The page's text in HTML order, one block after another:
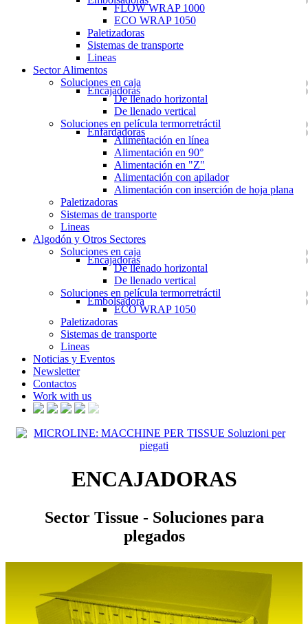
FLOW WRAP 1000
ECO WRAP 1050
Paletizadoras
Sistemas de transporte
Lineas
Sector Alimentos
Soluciones en caja
Encajadoras
De llenado horizontal
De llenado vertical
Soluciones en película termorretráctil
Enfardadoras
Alimentación en línea
Alimentación en 90°
Alimentación en "Z"
Alimentación con apilador
Alimentación con inserción de hoja plana
Paletizadoras
Sistemas de transporte
Lineas
Algodón y Otros Sectores
Soluciones en caja
Encajadoras
De llenado horizontal
De llenado vertical
Soluciones en película termorretráctil
Embolsadora
ECO WRAP 1050
Paletizadoras
Sistemas de transporte
Lineas
Noticias y Eventos
Newsletter
Contactos
Work with us
ENCAJADORAS
Sector Tissue - Soluciones para
plegados